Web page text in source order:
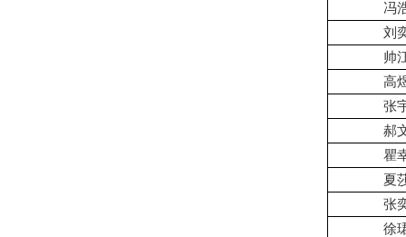
冯
刘
帅
高
张
郝
瞿
夏
张
徐